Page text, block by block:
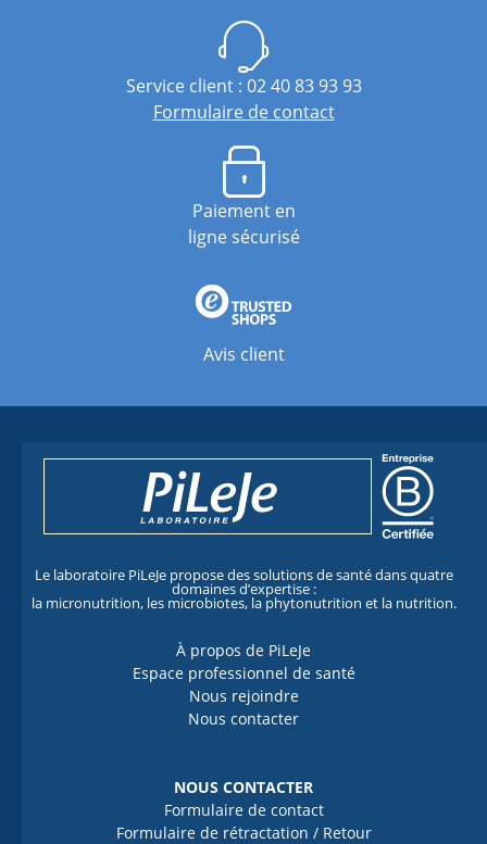
Service client : 02 40 83 93 93
Formulaire de contact
Paiement en
ligne sécurisé
Avis client
Le laboratoire PiLeJe propose des solutions de santé dans quatre
domaines d’expertise :
la micronutrition, les microbiotes, la phytonutrition et la nutrition.
À propos de PiLeJe
Espace professionnel de santé
Nous rejoindre
Nous contacter
NOUS CONTACTER
Formulaire de contact
Formulaire de rétractation / Retour